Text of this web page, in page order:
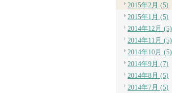
2015年2月 (5)
2015年1月 (5)
2014年12月 (5)
2014年11月 (5)
2014年10月 (5)
2014年9月 (7)
2014年8月 (5)
2014年7月 (5)